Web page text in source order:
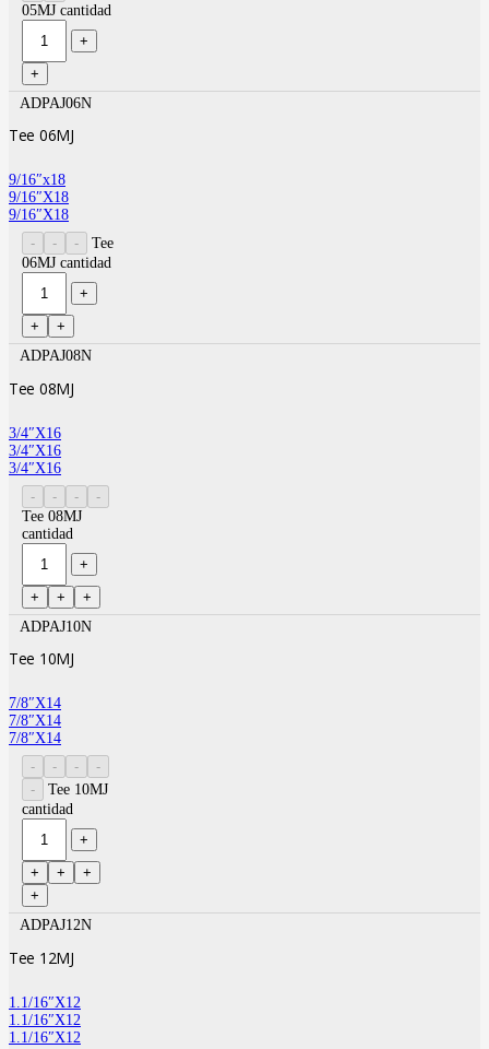
05MJ cantidad
ADPAJ06N
Tee 06MJ
9/16″x18
9/16″X18
9/16″X18
Tee
06MJ cantidad
ADPAJ08N
Tee 08MJ
3/4″X16
3/4″X16
3/4″X16
Tee 08MJ
cantidad
ADPAJ10N
Tee 10MJ
7/8″X14
7/8″X14
7/8″X14
Tee 10MJ
cantidad
ADPAJ12N
Tee 12MJ
1.1/16″X12
1.1/16″X12
1.1/16″X12